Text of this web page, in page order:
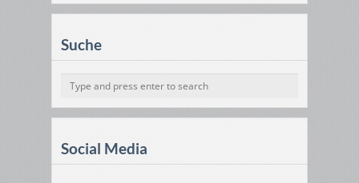
Suche
Social Media